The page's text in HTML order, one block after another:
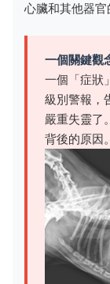
心臟和其他器官
一個關鍵觀
一個「症狀
級別警報，
嚴重失靈了
背後的原因。